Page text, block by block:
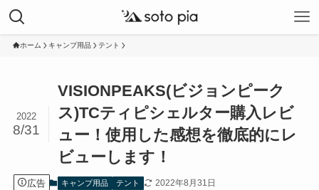
ホーム キャンプ用品 テント
VISIONPEAKS(ビジョンピーク
ス)TCティピシェルター購入レビ
ュー！使用した感想を徹底的にレ
ビューします！
2022
8/31
広告 キャンプ用品 テント 2022年8月31日